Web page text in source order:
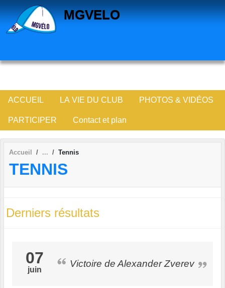
MGVELO
ACCUEIL LA VIE DU CLUB PHOTOS & VIDÉOS
PARTICIPER Contact et plan
Accueil Tennis
TENNIS
Derniers résultats
07
juin
Victoire de Alexander Zverev
Panneau de gestion des cookies